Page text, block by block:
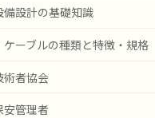
備設計の基礎知識
ケーブルの種類と特徴・規格
術者協会
安管理者